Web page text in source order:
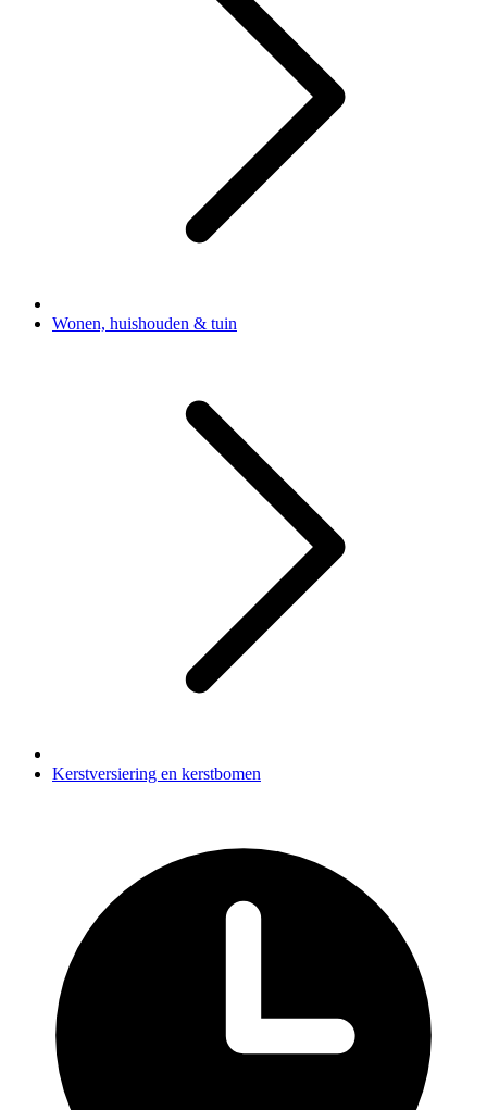
Wonen, huishouden & tuin
Kerstversiering en kerstbomen